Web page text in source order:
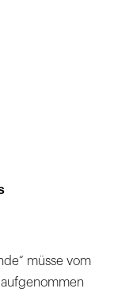
müsse vom